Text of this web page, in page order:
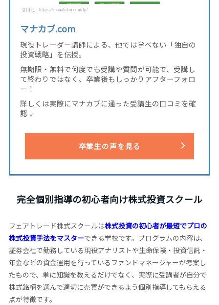
引用元：https://manakabu.com/lp/
マナカブ.com
現役トレーダー講師による、他では学べない「独自の
投資戦略」を伝授。
無期限・無料で何度でも受講や質問が可能で、受講し
て終わりではなく、卒業後もしっかりアフターフォロ
ー！
詳しくは実際にマナカブに通った受講生の口コミを確
認↓
卒業生の声を見る
完全個別指導の初心者向け株式投資スクール
フェアトレード株式スクールは株式投資の初心者が最短でプロの
株式投資手法をマスターできる学校です。プログラムの内容は、
証券会社で勤務している現役アナリストや生命保険・投資信託・
年金などの資金運用を行っているファンドマネージャーが考案し
たもので、単に知識を教えるだけでなく、実際に受講者が自分で
株式銘柄を選んで適切に売買ができるよう個別指導してもらえる
点が特徴です。